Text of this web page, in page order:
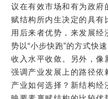
议在有效市场和有为政府
赋结构所内生决定的具有
用后来者优势，来发展经
势以“小步快跑”的方式快
收入水平收敛。另外，像
强调产业发展上的路径依
产业如何选择？新结构经